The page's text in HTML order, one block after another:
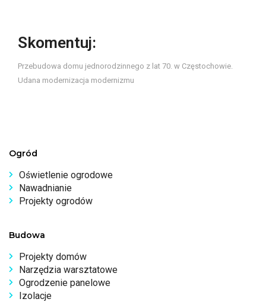
Skomentuj:
Przebudowa domu jednorodzinnego z lat 70. w Częstochowie.
Udana modernizacja modernizmu
Ogród
Oświetlenie ogrodowe
Nawadnianie
Projekty ogrodów
Budowa
Projekty domów
Narzędzia warsztatowe
Ogrodzenie panelowe
Izolacje